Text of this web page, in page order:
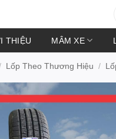
THIỆU MÂM XE
Lốp Theo Thương Hiệu /